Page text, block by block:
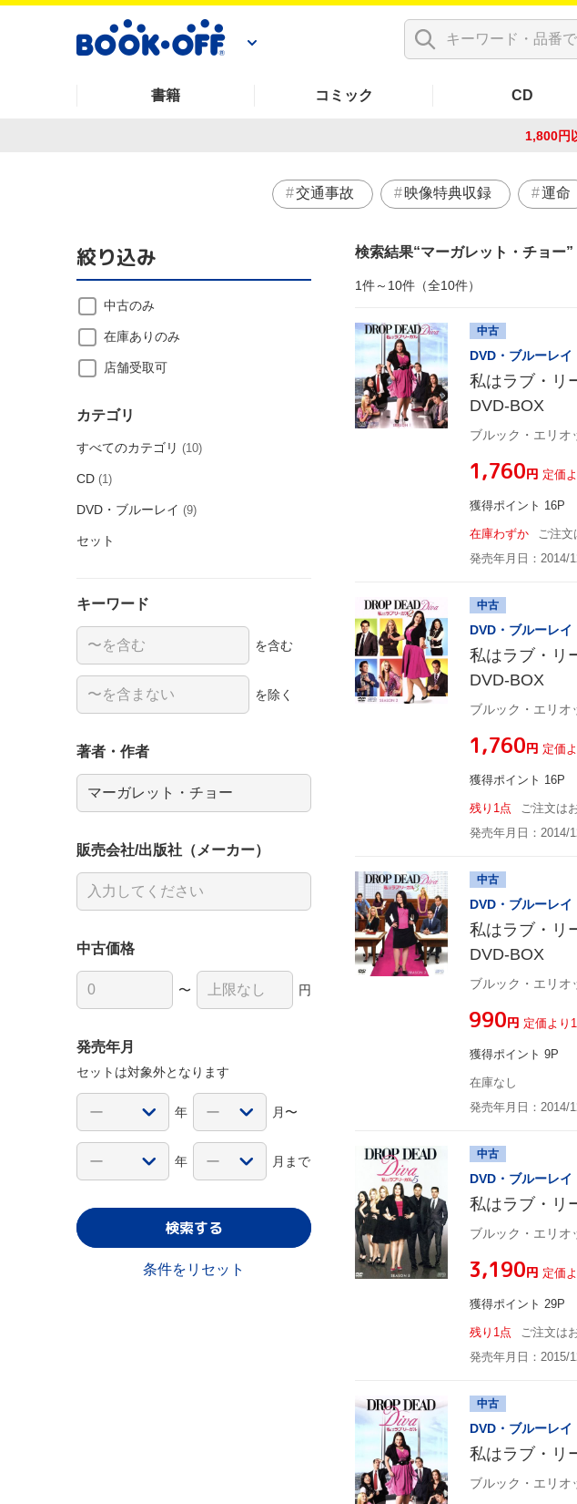
書籍 コミック CD
1,800円
交通事故 映像特典収録 運命
検索結果 マーガレット・チョー
1件～10件（全10件）
中古
DVD・ブルーレイ
私はラブ・リ
DVD-BOX
ブルック・エリオ
¥1,760円 定価
獲得ポイント 16P
在庫わずか
ご注文
発売年月日：2014/
中古
DVD・ブルーレイ
私はラブ・リ
DVD-BOX
ブルック・エリオ
¥1,760円 定価
獲得ポイント 16P
残り1点
ご注文は
発売年月日：2014/
中古
DVD・ブルーレイ
私はラブ・リ
DVD-BOX
ブルック・エリオ
¥990円 定価より
獲得ポイント 9P
在庫なし
発売年月日：2014/
中古
DVD・ブルーレイ
私はラブ・リ
ブルック・エリオ
¥3,190円 定価
獲得ポイント 29P
残り1点
ご注文は
発売年月日：2015/
中古
DVD・ブルーレイ
私はラブ・リ
ブルック・エリオ
絞り込み
中古のみ
在庫ありのみ
店舗受取可
カテゴリ
すべてのカテゴリ (10)
CD (1)
DVD・ブルーレイ (9)
セット
キーワード
を含む
を除く
著者・作者
販売会社/出版社（メーカー）
中古価格
〜 円
発売年月
セットは対象外となります
年 月〜
年 月まで
検索する
条件をリセット